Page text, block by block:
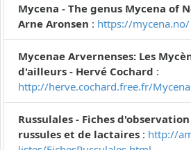
Mycena - The genus Mycena of
Arne Aronsen : https://mycena.no/
Mycenae Arvernenses: Les
d'ailleurs - Hervé Cochard :
http://herve.cochard.free.fr/
Russulales - Fiches
russules et de lactaires : http://